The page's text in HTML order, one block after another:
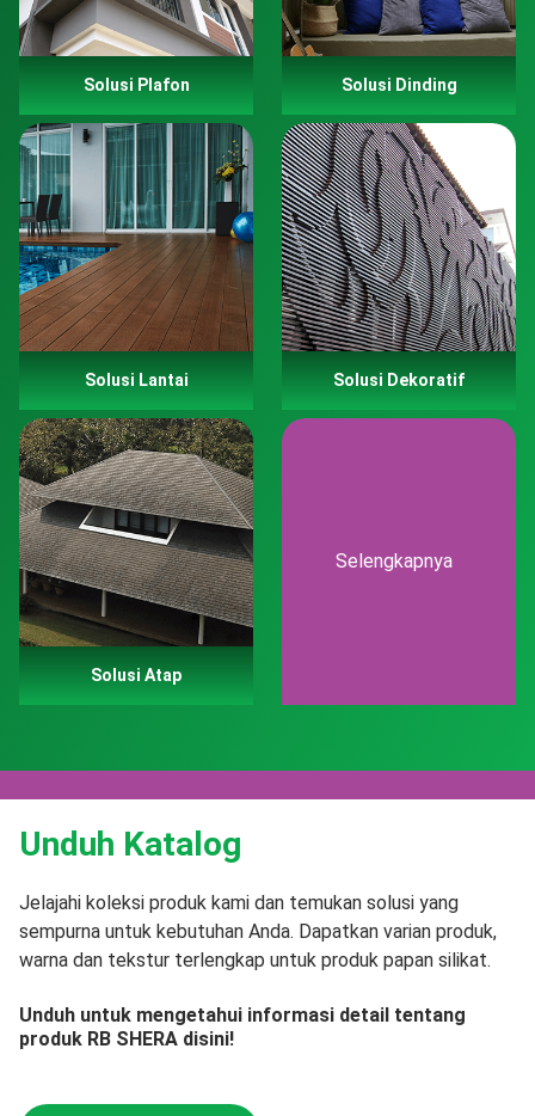
Solusi Plafon Solusi Dinding
Solusi Lantai Solusi Dekoratif
Solusi Atap
Selengkapnya
Unduh Katalog
Jelajahi koleksi produk kami dan temukan solusi yang
sempurna untuk kebutuhan Anda. Dapatkan varian produk,
warna dan tekstur terlengkap untuk produk papan silikat.
Unduh untuk mengetahui informasi detail tentang
produk RB SHERA disini!